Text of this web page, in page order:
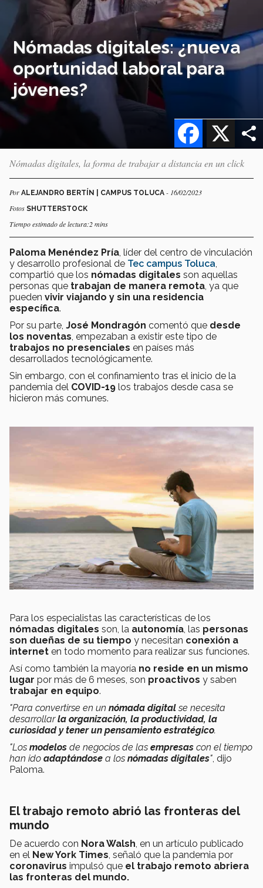
Nómadas digitales: ¿nueva
oportunidad laboral para
jóvenes?
X
Facebook
Nómadas digitales, la forma de trabajar a distancia en un click
Por ALEJANDRO BERTÍN | CAMPUS TOLUCA - 16/02/2023
Fotos SHUTTERSTOCK
Tiempo estimado de lectura:2 mins
Paloma Menéndez Pría , líder del centro de vinculación
y desarrollo profesional de Tec campus Toluca
compartió que los nómadas digitales son aquellas
personas que trabajan de manera remota , ya que
pueden vivir viajando y sin una residencia
específica.
Por su parte, José Mondragón comentó que desde
los noventas , empezaban a existir este tipo de
trabajos no presenciales en países más
desarrollados tecnológicamente.
Sin embargo, con el confinamiento tras el inicio de la
pandemia del COVID-19 los trabajos desde casa se
hicieron más comunes.
Para los especialistas las características de los
nómadas digitales son, la autonomía, las personas
son dueñas de su tiempo y necesitan conexión a
internet en todo momento para realizar sus funciones.
Así como también la mayoría no reside en un mismo
lugar por más de 6 meses, son proactivos y saben
trabajar en equipo.
"Para convertirse en un nómada digitalse necesita
desarrollarla organización, la productividad, la
curiosidad y tener un pensamiento estratégico.
"Los modelos de negocios de las empresas con el tiempo
han ido adaptándose a los nómadas digitales", dijo
Paloma.
El trabajo remoto abrió las fronteras del
mundo
De acuerdo con Nora Walsh, en un artículo publicado
en el New York Times, señaló que la pandemia por
coronavirus impulsó que el trabajo remoto abriera
las fronteras del mundo.